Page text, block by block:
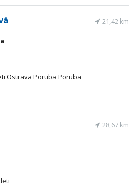
21,42 km
Ostrava Poruba Poruba
28,67 km